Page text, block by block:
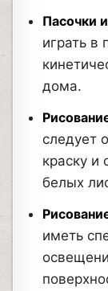
Пасочки
играть в
дома.
следует
краску и
белых
иметь